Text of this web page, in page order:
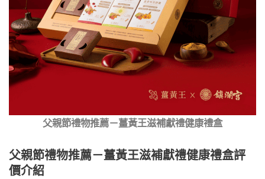
父親節禮物推薦－薑黃王滋補獻禮健康禮盒
父親節禮物推薦－薑黃王滋補獻禮健康禮盒評
價介紹